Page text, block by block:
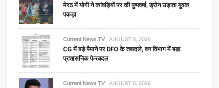
मेरठ में योगी ने कांवड़ियों पर की पुष्पवर्षा, ड्रोन उड़ाता युवक
पकड़ा
Current News TV AUGUST 8, 2026
CG में बड़े पैमाने पर DFO के तबादले, वन विभाग में बड़ा
प्रशासनिक फेरबदल
Current News TV AUGUST 8, 2026